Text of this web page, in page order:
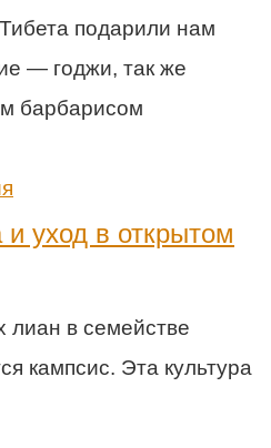
подарили нам
— годжи, так же
барбарисом
уход в открытом
в семействе
кампсис. Эта культура